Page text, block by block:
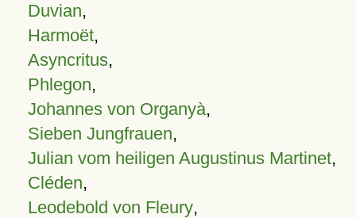
Duvian,
Harmoët,
Asyncritus,
Phlegon,
Johannes von Organyà,
Sieben Jungfrauen,
Julian vom heiligen Augustinus Martinet,
Cléden,
Leodebold von Fleury,